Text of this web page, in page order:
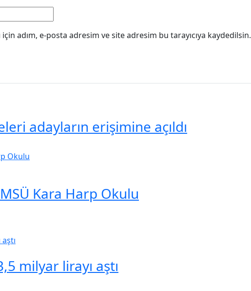
adım, e-posta adresim ve site adresim bu tarayıcıya kaydedilsin.
adayların erişimine açıldı
Kara Harp Okulu
milyar lirayı aştı